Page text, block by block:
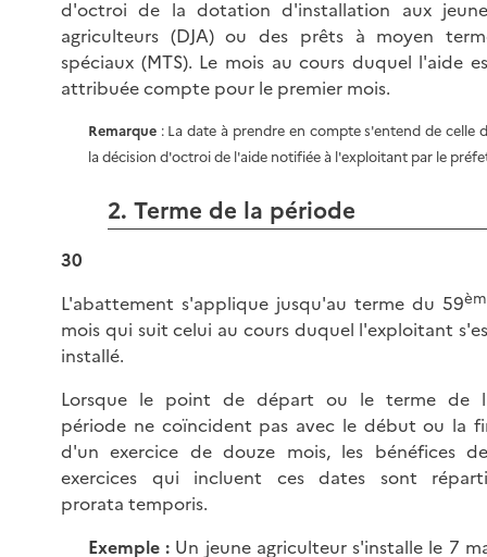
d'octroi de la dotation d'installation aux
agriculteurs (DJA) ou des prêts à moyen
spéciaux (MTS). Le mois au cours duquel l'aide
attribuée compte pour le premier mois.
Remarque: La date à prendre en compte s'entend de celle
la décision d'octroi de l'aide notifiée à l'exploitant par le
2. Terme de la période
30
L'abattement s'applique jusqu'au terme du 59
mois qui suit celui au cours duquel l'exploitant
installé.
Lorsque le point de départ ou le terme de
période ne coïncident pas avec le début ou la
d'un exercice de douze mois, les bénéfices
exercices qui incluent ces dates sont
prorata temporis.
Exemple : Un jeune agriculteur s'installe le 7